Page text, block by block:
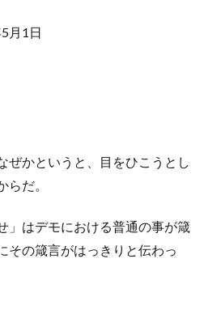
月1日
ぜかというと、目をひこうとし
だ。
」はデモにおける普通の事が箴
その箴言がはっきりと伝わっ